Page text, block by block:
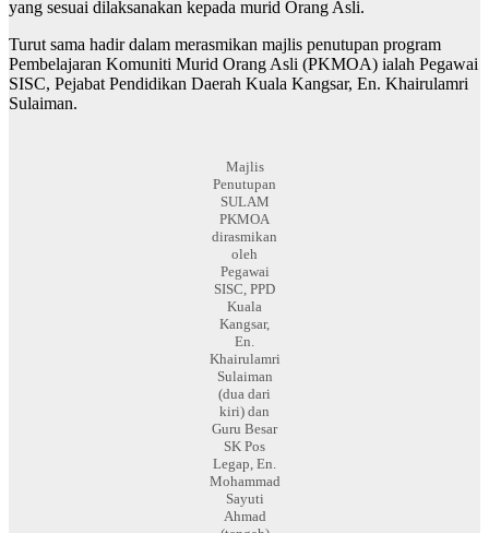
yang sesuai dilaksanakan kepada murid Orang Asli.
Turut sama hadir dalam merasmikan majlis penutupan program
Pembelajaran Komuniti Murid Orang Asli (PKMOA) ialah Pegawai
SISC, Pejabat Pendidikan Daerah Kuala Kangsar, En. Khairulamri
Sulaiman.
Majlis
Penutupan
SULAM
PKMOA
dirasmikan
oleh
Pegawai
SISC, PPD
Kuala
Kangsar,
En.
Khairulamri
Sulaiman
(dua dari
kiri) dan
Guru Besar
SK Pos
Legap, En.
Mohammad
Sayuti
Ahmad